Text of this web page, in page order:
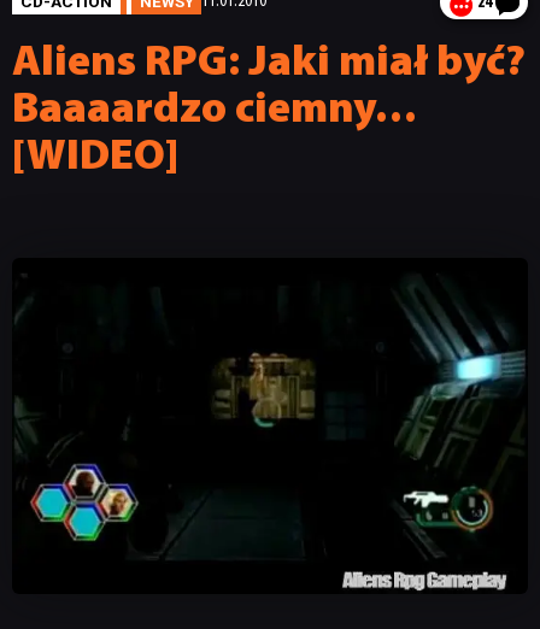
Aliens RPG: Jaki miał być?
Baaaardzo ciemny…
[WIDEO]